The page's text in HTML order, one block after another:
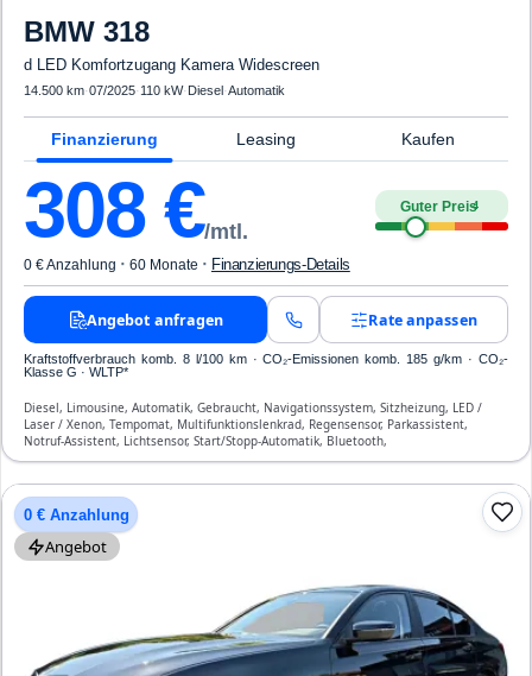
BMW 318
d LED Komfortzugang Kamera Widescreen
14.500 km·07/2025· 110 kW· Diesel·Automatik
Finanzierung Leasing Kaufen
308€/mtl.
Guter Preis4
0 € Anzahlung · 60 Monate · Finanzierungs-Details
Angebot anfragen Rate anpassen
Kraftstoffverbrauch komb. 8 l/100 km · CO₂-Emissionen komb. 185 g/km · CO₂-
Klasse G · WLTP*
Diesel, Limousine, Automatik, Gebraucht, Navigationssystem, Sitzheizung, LED /
Laser / Xenon, Tempomat, Multifunktionslenkrad, Regensensor, Parkassistent,
Notruf-Assistent, Lichtsensor, Start/Stopp-Automatik, Bluetooth,
Freisprecheinrichtung, ESP, ABS, Klimaanlage, Front- und Seiten-Airbags
0 € Anzahlung
Angebot